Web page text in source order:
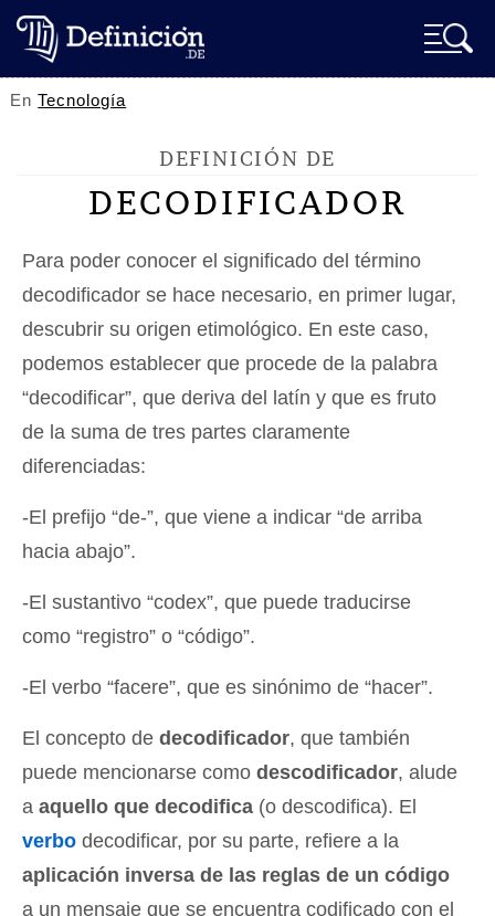
EnTecnología
DEFINICIÓN DE
DECODIFICADOR
Para poder conocer el significado del término
decodificador se hace necesario, en primer lugar,
descubrir su origen etimológico. En este caso,
podemos establecer que procede de la palabra
“decodificar”, que deriva del latín y que es fruto
de la suma de tres partes claramente
diferenciadas:
-El prefijo “de-”, que viene a indicar “de arriba
hacia abajo”.
-El sustantivo “codex”, que puede traducirse
como “registro” o “código”.
-El verbo “facere”, que es sinónimo de “hacer”.
El concepto de decodificador, que también
puede mencionarse como descodificador, alude
a aquello que decodifica (o descodifica). El
verbo decodificar, por su parte, refiere a la
aplicación inversa de las reglas de un código
a un mensaje que se encuentra codificado con el